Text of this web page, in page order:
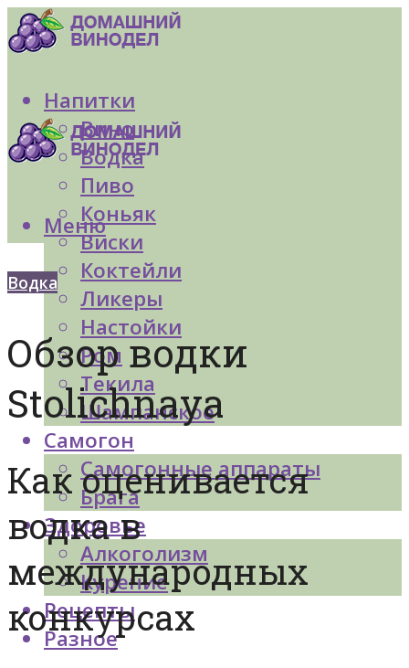
Напитки
Вино
Водка
Пиво
Коньяк
Виски
Коктейли
Ликеры
Настойки
Ром
Текила
Шампанское
Самогон
Самогонные аппараты
Брага
Здоровье
Алкоголизм
Курение
Рецепты
Разное
Меню
Водка
Обзор водки
Stolichnaya
Как оценивается
водка в
международных
конкурсах